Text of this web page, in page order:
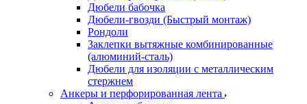
Дюбели бабочка
Дюбели-гвозди (Быстрый монтаж)
Рондоли
Заклепки вытяжные комбинированные
(алюминий-сталь)
Дюбели для изоляции с металлическим
стержнем
Анкеры и перфорированная лента